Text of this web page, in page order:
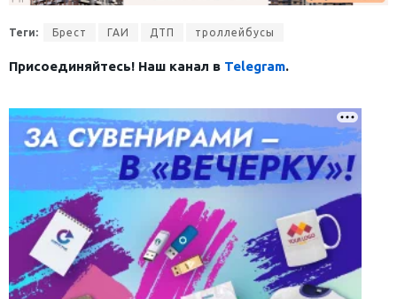
Теги: Брест ГАИ ДТП троллейбусы
Присоединяйтесь! Наш канал в Telegram.